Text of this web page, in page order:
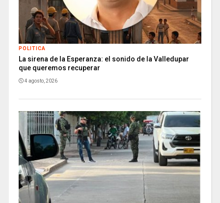
POLITICA
La sirena de la Esperanza: el sonido de la Valledupar
que queremos recuperar
4 agosto, 2026